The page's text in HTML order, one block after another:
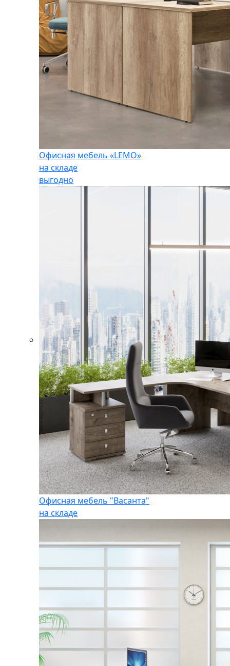
Офисная мебель «LEMO»
на складе
выгодно
Офисная мебель "Васанта"
на складе